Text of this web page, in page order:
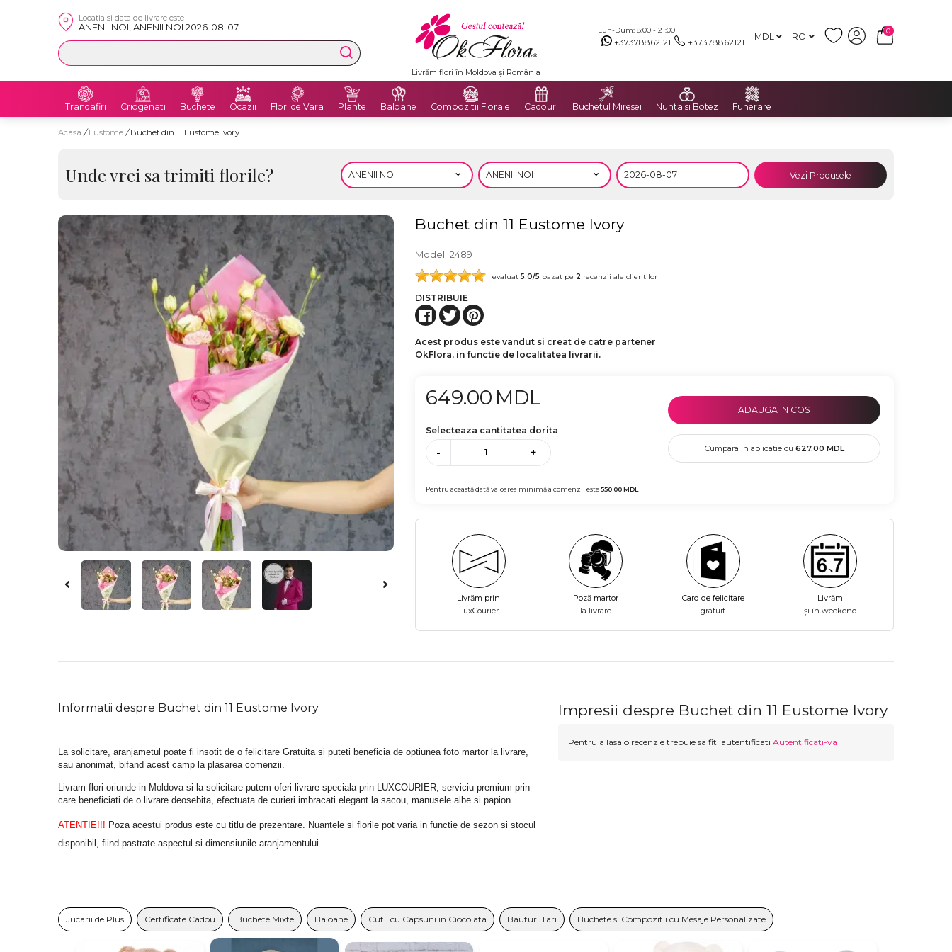
Locatia si data de livrare este
ANENII NOI, ANENII NOI 2026-08-07 Lun-Dum: 8:00 - 21:00
+37378862121 +37378862121 MDL RO
0
Livrăm flori în Moldova și România
Trandafiri Criogenati Buchete Ocazii Flori de Vara Plante Baloane Compozitii Florale Cadouri Buchetul Miresei Nunta si Botez Funerare
Acasa / Eustome / Buchet din 11 Eustome Ivory
Unde vrei sa trimiti florile? Vezi Produsele
Buchet din 11 Eustome Ivory
Model 2489
evaluat5.0/5 bazat pe 2 recenzii ale clientilor
DISTRIBUIE
Acest produs este vandut si creat de catre partener
OkFlora, in functie de localitatea livrarii.
649.00 MDL
Selecteaza cantitatea dorita
- +
Pentru această dată valoarea minimă a comenzii este550.00MDL
ADAUGA IN COS
Cumpara in aplicatie cu 627.00 MDL
Livrăm prin
LuxCourier
Poză martor
la livrare
Card de felicitare
gratuit
Livrăm
și în weekend
Informatii despre Buchet din 11 Eustome Ivory
La solicitare, aranjametul poate fi insotit de o felicitare Gratuita si puteti beneficia de optiunea foto martor la livrare,
sau anonimat, bifand acest camp la plasarea comenzii.
Livram flori oriunde in Moldova si la solicitare putem oferi livrare speciala prin LUXCOURIER, serviciu premium prin
care beneficiati de o livrare deosebita, efectuata de curieri imbracati elegant la sacou, manusele albe si papion.
ATENTIE!!! Poza acestui produs este cu titlu de prezentare. Nuantele si florile pot varia in functie de sezon si stocul
disponibil, fiind pastrate aspectul si dimensiunile aranjamentului.
Impresii despre Buchet din 11 Eustome Ivory
Pentru a lasa o recenzie trebuie sa fiti autentificati Autentificati-va
Jucarii de Plus Certificate Cadou Buchete Mixte Baloane Cutii cu Capsuni in Ciocolata Bauturi Tari Buchete si Compozitii cu Mesaje Personalizate